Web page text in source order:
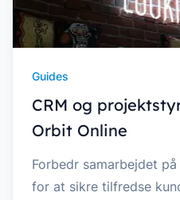
Guides
CRM og
Orbit Online
Forbedr samarbejdet
for at sikre tilfredse